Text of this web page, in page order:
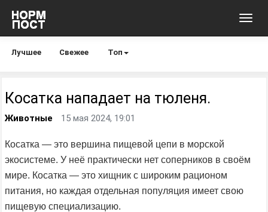
Лучшее Свежее Топ
Косатка нападает на тюленя.
Животные 15 мая 2024, 19:01
Косатка — это вершина пищевой цепи в морской
экосистеме. У неё практически нет соперников в своём
мире. Косатка — это хищник с широким рационом
питания, но каждая отдельная популяция имеет свою
пищевую специализацию.